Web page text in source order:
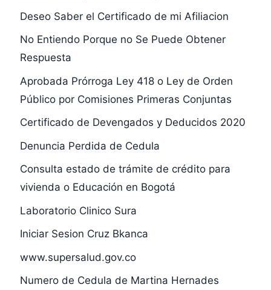
Deseo Saber el Certificado de mi Afiliacion
No Entiendo Porque no Se Puede Obtener
Respuesta
Aprobada Prórroga Ley 418 o Ley de Orden
Público por Comisiones Primeras Conjuntas
Certificado de Devengados y Deducidos 2020
Denuncia Perdida de Cedula
Consulta estado de trámite de crédito para
vivienda o Educación en Bogotá
Laboratorio Clinico Sura
Iniciar Sesion Cruz Bkanca
www.supersalud.gov.co
Numero de Cedula de Martina Hernades